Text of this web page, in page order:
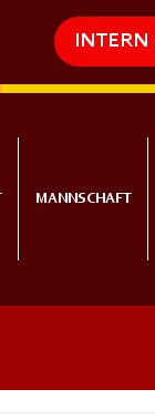
INTERN
MANNSCHAFT